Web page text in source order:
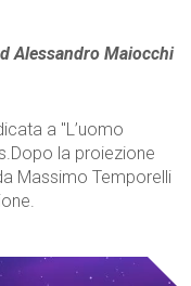
Alessandro Maiocchi
a "L’uomo
la proiezione
Massimo Temporelli